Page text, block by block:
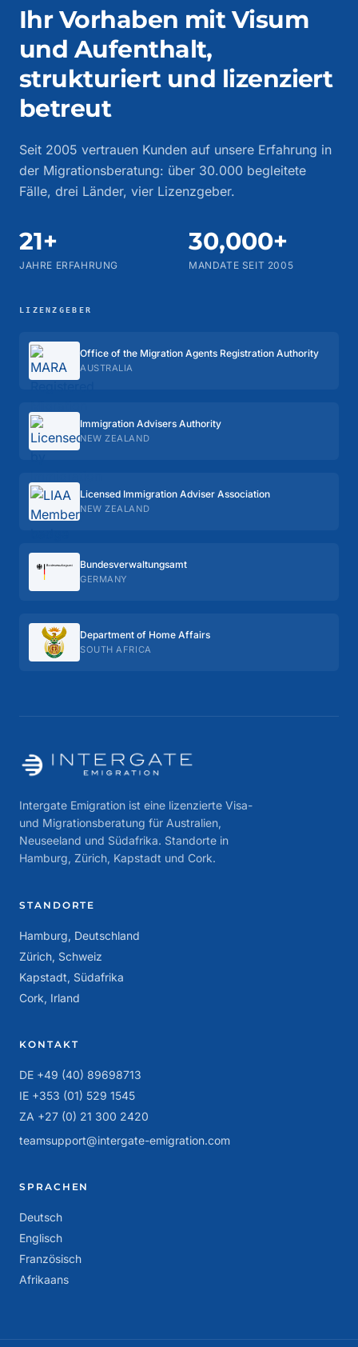
Ihr Vorhaben mit Visum
und Aufenthalt,
strukturiert und lizenziert
betreut
Seit 2005 vertrauen Kunden auf unsere Erfahrung in
der Migrationsberatung: über 30.000 begleitete
Fälle, drei Länder, vier Lizenzgeber.
21+
JAHRE ERFAHRUNG
30,000+
MANDATE SEIT 2005
LIZENZGEBER
Office of the Migration Agents Registration Authority
AUSTRALIA
Immigration Advisers Authority
NEW ZEALAND
Licensed Immigration Adviser Association
NEW ZEALAND
Bundes­verwaltungs­amt
GERMANY
Department of Home Affairs
SOUTH AFRICA
Intergate Emigration ist eine lizenzierte Visa-
und Migrationsberatung für Australien,
Neuseeland und Südafrika. Standorte in
Hamburg, Zürich, Kapstadt und Cork.
STANDORTE
Hamburg, Deutschland
Zürich, Schweiz
Kapstadt, Südafrika
Cork, Irland
KONTAKT
DE +49 (40) 89698713
IE +353 (01) 529 1545
ZA +27 (0) 21 300 2420
teamsupport@intergate-emigration.com
SPRACHEN
Deutsch
Englisch
Französisch
Afrikaans